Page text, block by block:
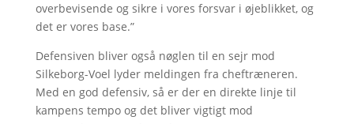
overbevisende og sikre i vores forsvar i øjeblikket, og
det er vores base.”
Defensiven bliver også nøglen til en sejr mod
Silkeborg-Voel lyder meldingen fra cheftræneren.
Med en god defensiv, så er der en direkte linje til
kampens tempo og det bliver vigtigt mod